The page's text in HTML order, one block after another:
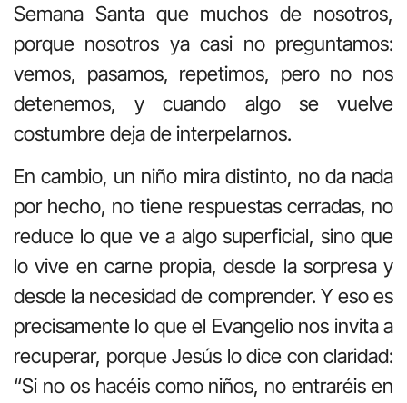
Semana Santa que muchos de nosotros,
porque nosotros ya casi no preguntamos:
vemos, pasamos, repetimos, pero no nos
detenemos, y cuando algo se vuelve
costumbre deja de interpelarnos.
En cambio, un niño mira distinto, no da nada
por hecho, no tiene respuestas cerradas, no
reduce lo que ve a algo superficial, sino que
lo vive en carne propia, desde la sorpresa y
desde la necesidad de comprender. Y eso es
precisamente lo que el Evangelio nos invita a
recuperar, porque Jesús lo dice con claridad:
“Si no os hacéis como niños, no entraréis en